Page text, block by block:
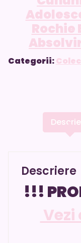
Rochie
Categorii:
Descriere
!!!